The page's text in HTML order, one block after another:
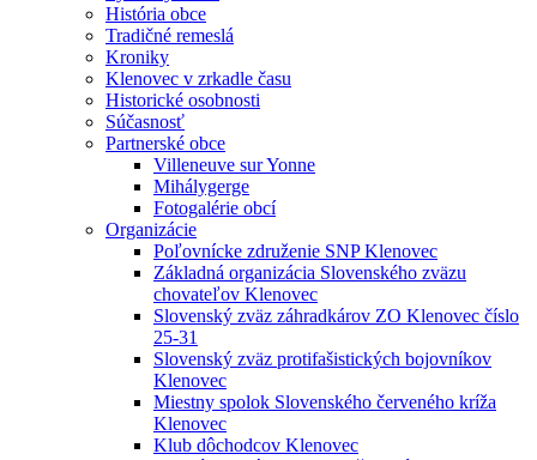
História obce
Tradičné remeslá
Kroniky
Klenovec v zrkadle času
Historické osobnosti
Súčasnosť
Partnerské obce
Villeneuve sur Yonne
Mihálygerge
Fotogalérie obcí
Organizácie
Poľovnícke združenie SNP Klenovec
Základná organizácia Slovenského zväzu
chovateľov Klenovec
Slovenský zväz záhradkárov ZO Klenovec číslo
25-31
Slovenský zväz protifašistických bojovníkov
Klenovec
Miestny spolok Slovenského červeného kríža
Klenovec
Klub dôchodcov Klenovec